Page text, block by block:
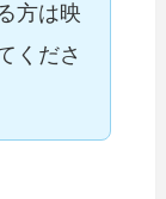
方は映
くださ